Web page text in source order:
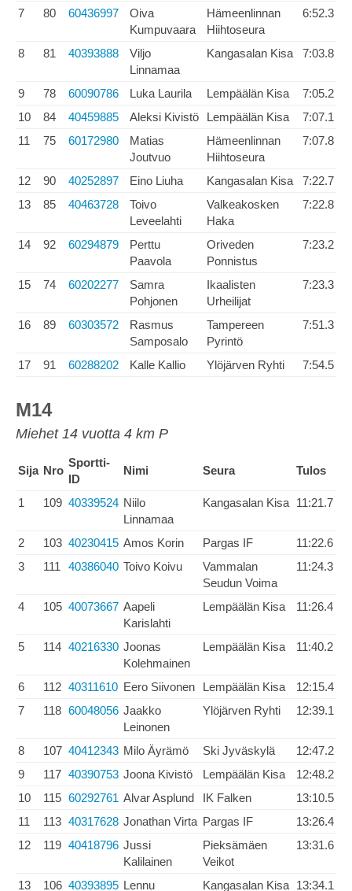
7 80 60436997
Oiva
Kumpuvaara
Hämeenlinnan
Hiihtoseura
6:52.3
8 81 40393888
Viljo
Linnamaa
Kangasalan Kisa 7:03.8
9 78 60090786 Luka Laurila Lempäälän Kisa
7:05.2
10
84 40459885 Aleksi Kivistö Lempäälän Kisa
7:07.1
11
75 60172980
Matias
Joutvuo
Hämeenlinnan
Hiihtoseura
7:07.8
12 90 40252897 Eino Liuha Kangasalan Kisa
7:22.7
13
85 40463728
Toivo
Leveelahti
Valkeakosken
Haka
7:22.8
14 92 60294879
Perttu
Paavola
Oriveden
Ponnistus
7:23.2
15 74 60202277
Samra
Pohjonen
Ikaalisten
Urheilijat
7:23.3
16 89 60303572
Rasmus
Samposalo
Tampereen
Pyrintö
7:51.3
17 91 60288202 Kalle Kallio Ylöjärven Ryhti 7:54.5
M14
Miehet 14 vuotta 4 km P
Sija Nro
Sportti-
ID
Nimi Seura Tulos
1 109 40339524 Niilo
Linnamaa
Kangasalan Kisa 11:21.7
2 103 40230415 Amos Korin Pargas IF
11:22.6
3
111 40386040 Toivo Koivu
Vammalan
Seudun Voima
11:24.3
4 105 40073667 Aapeli
Karislahti
Lempäälän Kisa 11:26.4
5 114 40216330 Joonas
Kolehmainen
Lempäälän Kisa 11:40.2
6 112 40311610 Eero Siivonen Lempäälän Kisa
12:15.4
7
118 60048056 Jaakko
Leinonen
Ylöjärven Ryhti 12:39.1
8 107 40412343 Milo Äyrämö Ski Jyväskylä
12:47.2
9
117 40390753 Joona Kivistö Lempäälän Kisa
12:48.2
10
115 60292761 Alvar Asplund IK Falken
13:10.5
11
113 40317628 Jonathan Virta Pargas IF
13:26.4
12
119 40418796 Jussi
Kalilainen
Pieksämäen
Veikot
13:31.6
13 106 40393895 Lennu
Kangasalan Kisa 13:34.1